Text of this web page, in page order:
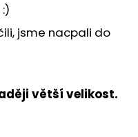
jsme nacpali do
větší velikost.